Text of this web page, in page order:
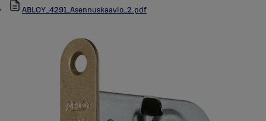
ABLOY_4291_Asennuskaavio_2.pdf